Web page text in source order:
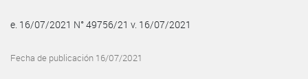
e. 16/07/2021 N° 49756/21 v. 16/07/2021
Fecha de publicación 16/07/2021